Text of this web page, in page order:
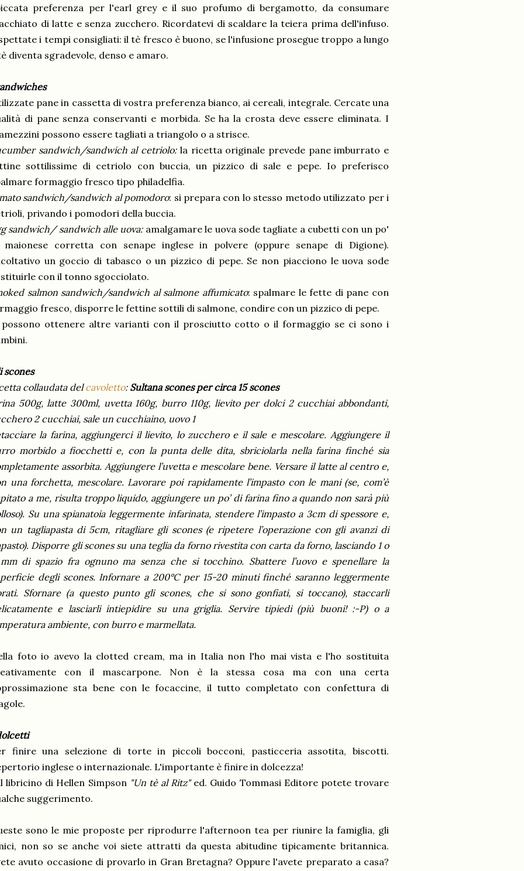
preferenza per l'earl grey e il suo profumo di bergamotto, da consumare
di latte e senza zucchero. Ricordatevi di scaldare la teiera prima dell'infuso.
i tempi consigliati: il tè fresco è buono, se l'infusione prosegue troppo a lungo
diventa sgradevole, denso e amaro.
pane in cassetta di vostra preferenza bianco, ai cereali, integrale. Cercate una
di pane senza conservanti e morbida. Se ha la crosta deve essere eliminata. I
possono essere tagliati a triangolo o a strisce.
sandwich/sandwich al cetriolo:la ricetta originale prevede pane imburrato e
sottilissime di cetriolo con buccia, un pizzico di sale e pepe. Io preferisco
formaggio fresco tipo philadelfia.
sandwich/sandwich al pomodoro: si prepara con lo stesso metodo utilizzato per i
privando i pomodori della buccia.
sandwich/ sandwich alle uova:amalgamare le uova sode tagliate a cubetti con un po'
maionese corretta con senape inglese in polvere (oppure senape di Digione).
un goccio di tabasco o un pizzico di pepe. Se non piacciono le uova sode
con il tonno sgocciolato.
salmon sandwich/sandwich al salmone affumicato: spalmare le fette di pane con
fresco, disporre le fettine sottili di salmone, condire con un pizzico di pepe.
possono ottenere altre varianti con il prosciutto cotto o il formaggio se ci sono i
scones
collaudata delcavoletto: Sultana scones per circa 15 scones
500g, latte 300ml, uvetta 160g, burro 110g, lievito per dolci 2 cucchiai abbondanti,
2 cucchiai, sale un cucchiaino, uovo 1
la farina, aggiungerci il lievito, lo zucchero e il sale e mescolare. Aggiungere il
morbido a fiocchetti e, con la punta delle dita, sbriciolarla nella farina finché sia
assorbita. Aggiungere l’uvetta e mescolare bene. Versare il latte al centro e,
una forchetta, mescolare. Lavorare poi rapidamente l’impasto con le mani (se, com’è
a me, risulta troppo liquido, aggiungere un po’ di farina fino a quando non sarà più
Su una spianatoia leggermente infarinata, stendere l’impasto a 3cm di spessore e,
un tagliapasta di 5cm, ritagliare gli scones (e ripetere l’operazione con gli avanzi di
Disporre gli scones su una teglia da forno rivestita con carta da forno, lasciando 1 o
di spazio fra ognuno ma senza che si tocchino. Sbattere l’uovo e spenellare la
degli scones. Infornare a 200°C per 15-20 minuti finché saranno leggermente
Sfornare (a questo punto gli scones, che si sono gonfiati, si toccano), staccarli
e lasciarli intiepidire su una griglia. Servire tipiedi (più buoni! :-P) o a
ambiente, con burro e marmellata.
foto io avevo la clotted cream, ma in Italia non l'ho mai vista e l'ho sostituita
con il mascarpone. Non è la stessa cosa ma con una certa
sta bene con le focaccine, il tutto completato con confettura di
finire una selezione di torte in piccoli bocconi, pasticceria assotita, biscotti.
inglese o internazionale. L'importante è finire in dolcezza!
libricino di Hellen Simpson "Un tè al Ritz"ed. Guido Tommasi Editore potete trovare
suggerimento.
sono le mie proposte per riprodurre l'afternoon tea per riunire la famiglia, gli
non so se anche voi siete attratti da questa abitudine tipicamente britannica.
avuto occasione di provarlo in Gran Bretagna? Oppure l'avete preparato a casa?